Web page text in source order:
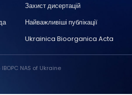
Захист дисертацій
Найважливіші публікації
Ukrainica Bioorganica Acta
NAS of Ukraine